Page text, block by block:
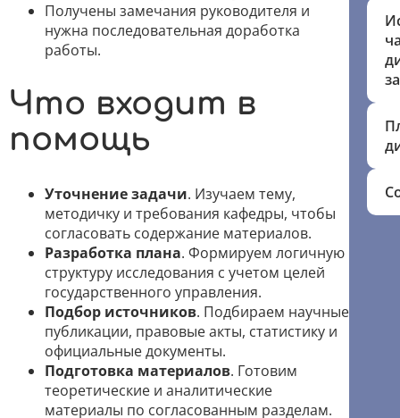
Получены замечания руководителя и
нужна последовательная доработка
работы.
Что входит в
помощь
Уточнение задачи. Изучаем тему,
методичку и требования кафедры, чтобы
согласовать содержание материалов.
Разработка плана. Формируем логичную
структуру исследования с учетом целей
государственного управления.
Подбор источников. Подбираем научные
публикации, правовые акты, статистику и
официальные документы.
Подготовка материалов. Готовим
теоретические и аналитические
материалы по согласованным разделам.